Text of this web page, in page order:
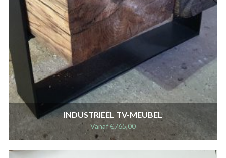
INDUSTRIEEL TV-MEUBEL
Vanaf€765,00